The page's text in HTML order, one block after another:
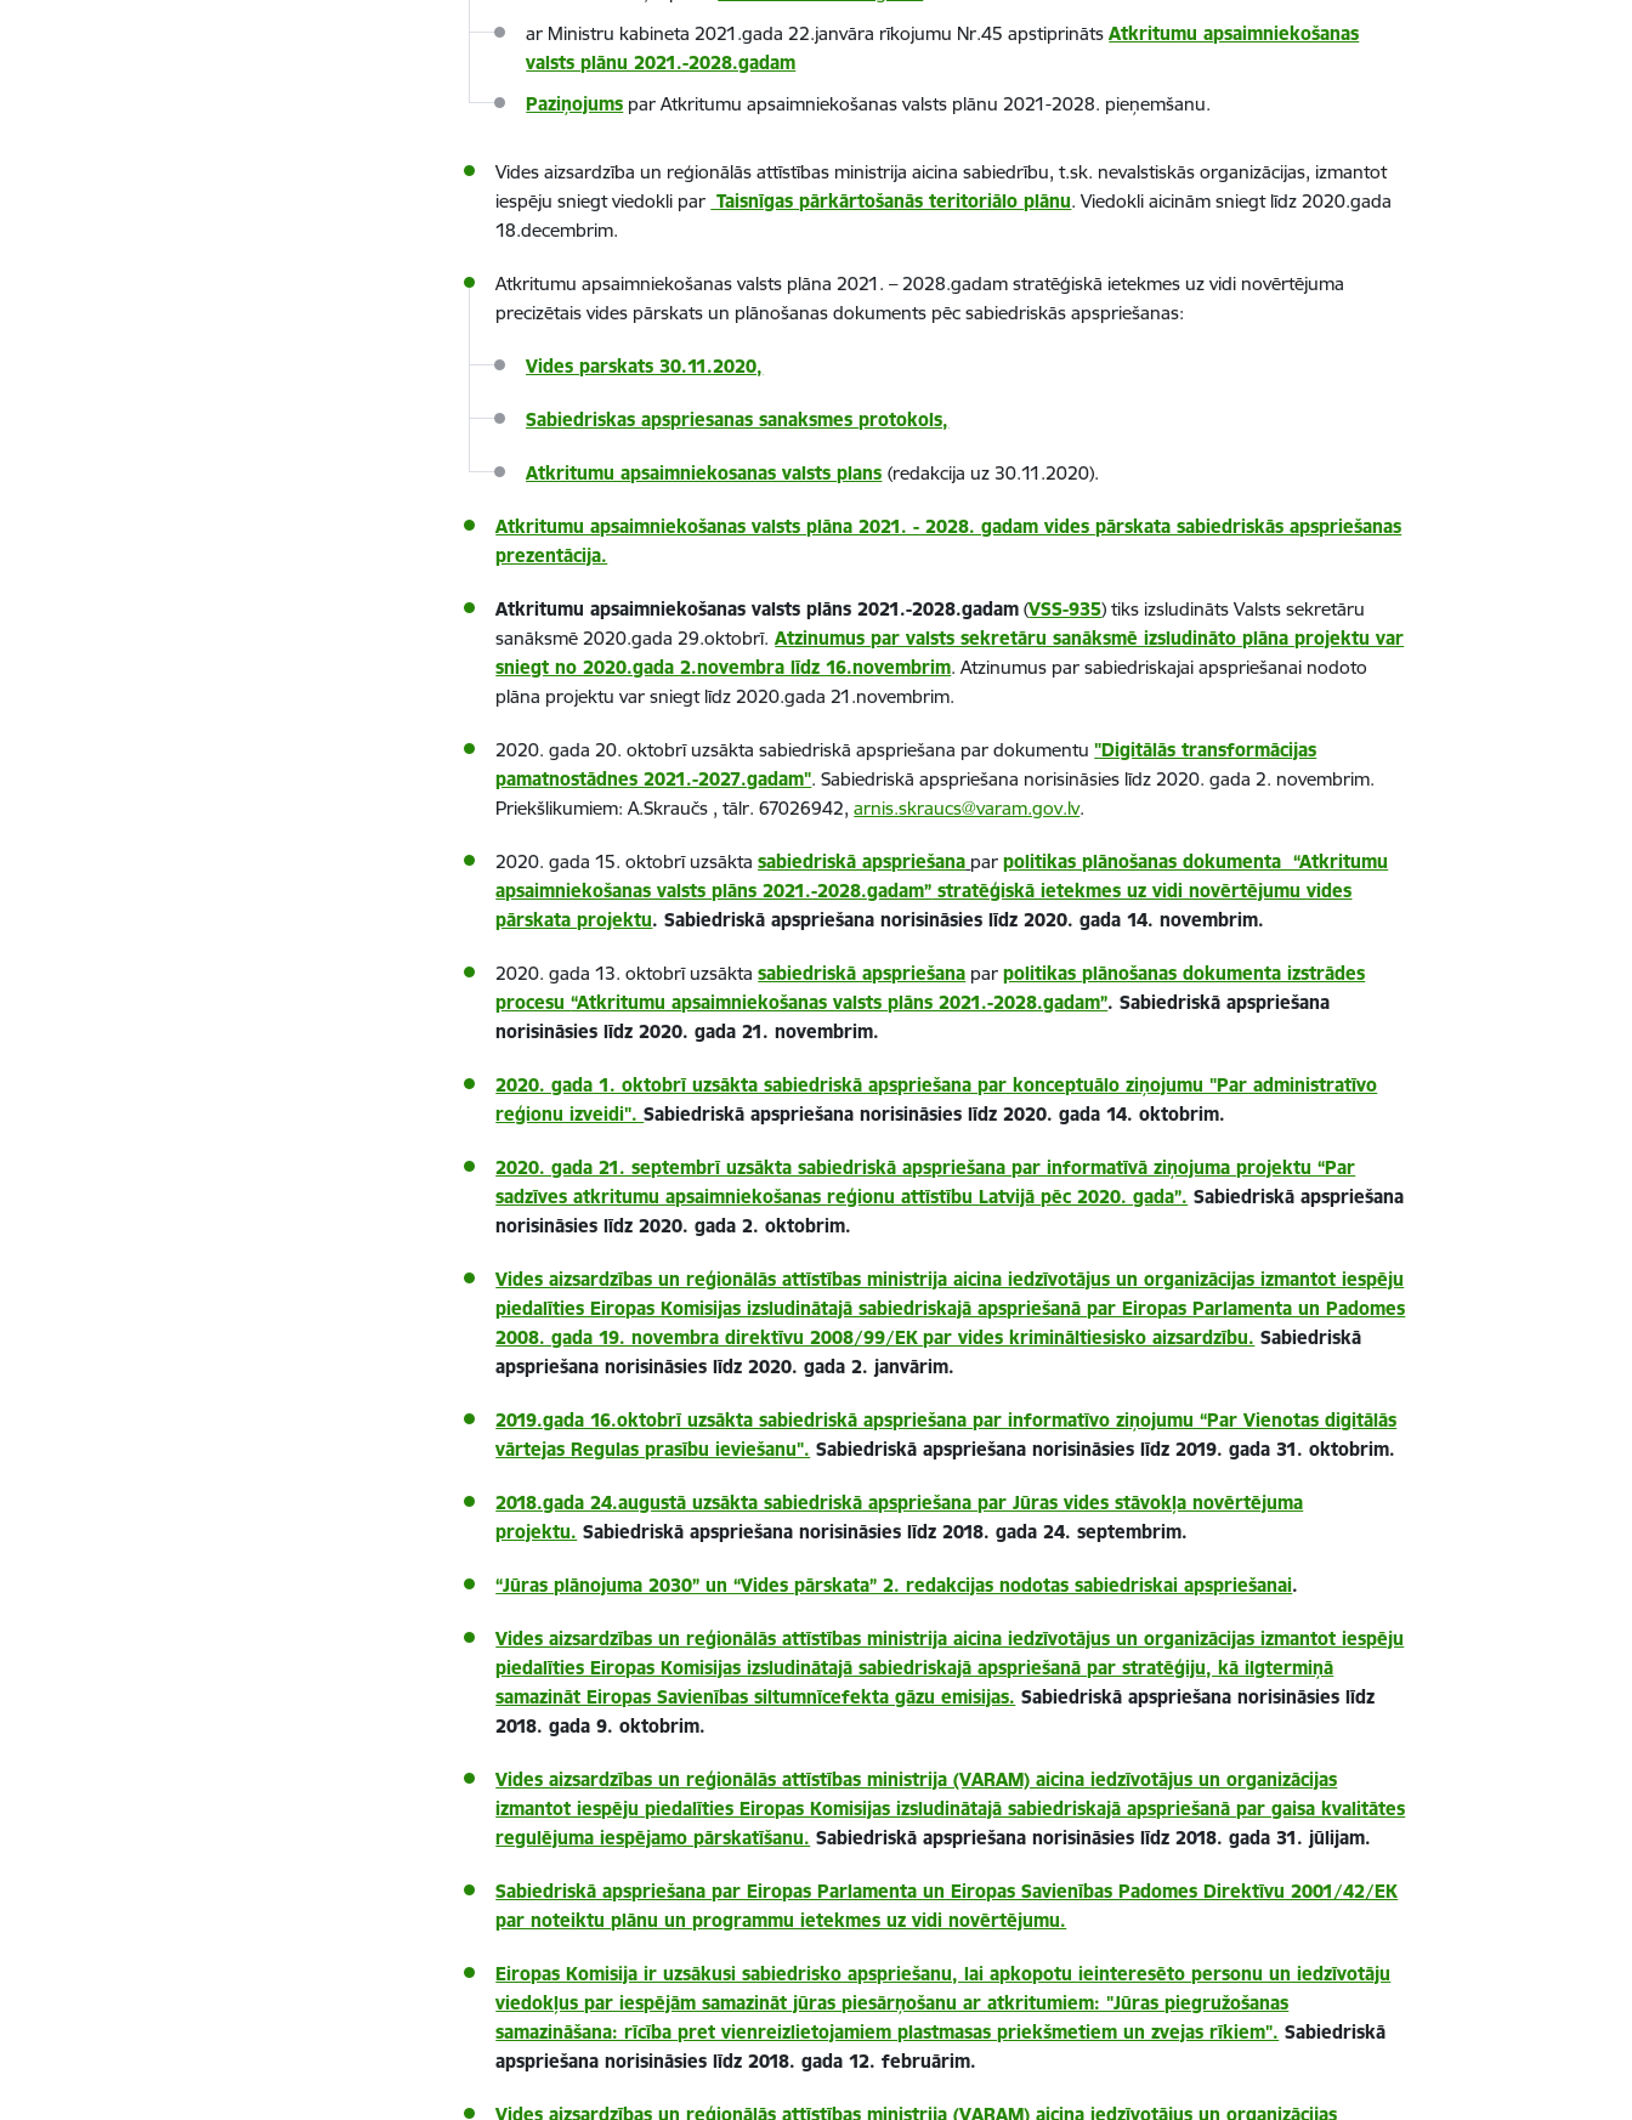
ar Ministru kabineta 2021.gada 22.janvāra rīkojumu Nr.45 apstiprinātsAtkritumu apsaimniekošanas
valsts plānu 2021.-2028.gadam
Paziņojums par Atkritumu apsaimniekošanas valsts plānu 2021-2028. pieņemšanu.
Vides aizsardzība un reģionālās attīstības ministrija aicina sabiedrību, t.sk. nevalstiskās organizācijas, izmantot
iespēju sniegt viedokli par Taisnīgas pārkārtošanās teritoriālo plānu. Viedokli aicinām sniegt līdz 2020.gada
18.decembrim.
Atkritumu apsaimniekošanas valsts plāna 2021. – 2028.gadam stratēģiskā ietekmes uz vidi novērtējuma
precizētais vides pārskats un plānošanas dokuments pēc sabiedriskās apspriešanas:
Vides parskats 30.11.2020,
Sabiedriskas apspriesanas sanaksmes protokols,
Atkritumu apsaimniekosanas valsts plans (redakcija uz 30.11.2020).
Atkritumu apsaimniekošanas valsts plāna 2021. - 2028. gadam vides pārskata sabiedriskās apspriešanas
prezentācija.
Atkritumu apsaimniekošanas valsts plāns 2021.-2028.gadam (VSS-935) tiks izsludināts Valsts sekretāru
sanāksmē 2020.gada 29.oktobrī. Atzinumus par valsts sekretāru sanāksmē izsludināto plāna projektu var
sniegt no 2020.gada 2.novembra līdz 16.novembrim. Atzinumus par sabiedriskajai apspriešanai nodoto
plāna projektu var sniegt līdz 2020.gada 21.novembrim.
2020. gada 20. oktobrī uzsākta sabiedriskā apspriešana par dokumentu"Digitālās transformācijas
pamatnostādnes 2021.-2027.gadam".Sabiedriskā apspriešana norisināsies līdz 2020. gada 2. novembrim.
Priekšlikumiem:A.Skraučs , tālr. 67026942,arnis.skraucs@varam.gov.lv.
2020. gada 15. oktobrī uzsāktasabiedriskā apspriešana parpolitikas plānošanas dokumenta “Atkritumu
apsaimniekošanas valsts plāns 2021.-2028.gadam” stratēģiskā ietekmes uz vidi novērtējumuvides
pārskata projektu. Sabiedriskā apspriešana norisināsies līdz 2020. gada 14. novembrim.
2020. gada 13. oktobrī uzsāktasabiedriskā apspriešana parpolitikas plānošanas dokumenta izstrādes
procesu“Atkritumu apsaimniekošanas valsts plāns 2021.-2028.gadam”. Sabiedriskā apspriešana
norisināsies līdz 2020. gada 21. novembrim.
2020. gada 1. oktobrī uzsākta sabiedriskā apspriešana par konceptuālo ziņojumu "Par administratīvo
reģionu izveidi".Sabiedriskā apspriešana norisināsies līdz 2020. gada 14. oktobrim.
2020. gada 21. septembrī uzsākta sabiedriskā apspriešana par informatīvā ziņojuma projektu “Par
sadzīves atkritumu apsaimniekošanas reģionu attīstību Latvijā pēc 2020. gada”. Sabiedriskāapspriešana
norisināsies līdz 2020. gada 2. oktobrim.
Vides aizsardzības un reģionālās attīstības ministrija aicina iedzīvotājus un organizācijas izmantot iespēju
piedalīties Eiropas Komisijas izsludinātajā sabiedriskajā apspriešanā par Eiropas Parlamenta un Padomes
2008. gada 19. novembra direktīvu 2008/99/EK par vides krimināltiesisko aizsardzību. Sabiedriskā
apspriešana norisināsies līdz 2020. gada 2. janvārim.
2019.gada 16.oktobrī uzsākta sabiedriskā apspriešana par informatīvo ziņojumu “Par Vienotas digitālās
vārtejas Regulas prasību ieviešanu". Sabiedriskā apspriešana norisināsies līdz 2019. gada 31. oktobrim.
2018.gada 24.augustā uzsākta sabiedriskā apspriešana par Jūras vides stāvokļa novērtējuma
projektu. Sabiedriskā apspriešana norisināsies līdz 2018. gada 24. septembrim.
“Jūras plānojuma 2030” un “Vides pārskata” 2. redakcijas nodotas sabiedriskai apspriešanai.
Vides aizsardzības un reģionālās attīstības ministrija aicina iedzīvotājus un organizācijas izmantot iespēju
piedalīties Eiropas Komisijas izsludinātajā sabiedriskajā apspriešanā par stratēģiju, kā ilgtermiņā
samazināt Eiropas Savienības siltumnīcefekta gāzu emisijas. Sabiedriskā apspriešana norisināsies līdz
2018. gada 9. oktobrim.
Vides aizsardzības un reģionālās attīstības ministrija (VARAM) aicina iedzīvotājus un organizācijas
izmantot iespēju piedalīties Eiropas Komisijas izsludinātajā sabiedriskajā apspriešanā par gaisa kvalitātes
regulējuma iespējamo pārskatīšanu. Sabiedriskā apspriešana norisināsies līdz 2018. gada 31. jūlijam.
Sabiedriskā apspriešana par Eiropas Parlamenta un Eiropas Savienības Padomes Direktīvu 2001/42/EK
par noteiktu plānu un programmu ietekmes uz vidi novērtējumu.
Eiropas Komisija ir uzsākusi sabiedrisko apspriešanu, lai apkopotu ieinteresēto personu un iedzīvotāju
viedokļus par iespējām samazināt jūras piesārņošanu ar atkritumiem: "Jūras piegružošanas
samazināšana: rīcība pret vienreizlietojamiem plastmasas priekšmetiem un zvejas rīkiem". Sabiedriskā
apspriešana norisināsies līdz 2018. gada 12. februārim.
Vides aizsardzības un reģionālās attīstības ministrija (VARAM) aicina iedzīvotājus un organizācijas